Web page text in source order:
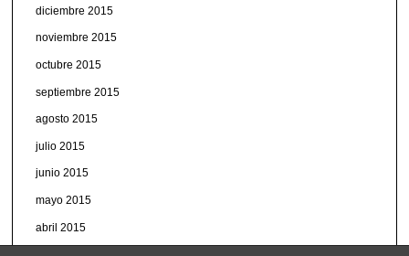
diciembre 2015
noviembre 2015
octubre 2015
septiembre 2015
agosto 2015
julio 2015
junio 2015
mayo 2015
abril 2015